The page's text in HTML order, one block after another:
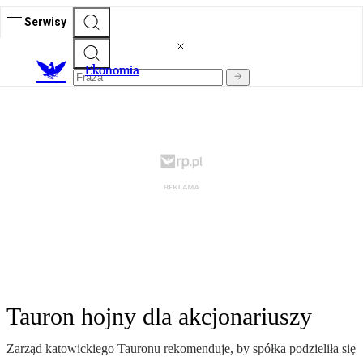
Serwisy
Ekonomia
Tauron hojny dla akcjonariuszy
Zarząd katowickiego Tauronu rekomenduje, by spółka podzieliła się